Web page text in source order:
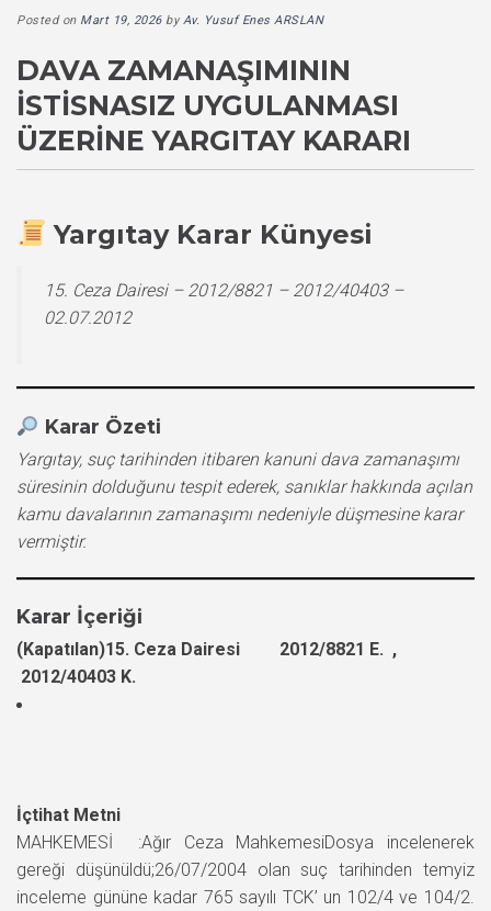
Posted on Mart 19, 2026byAv. Yusuf Enes ARSLAN
DAVA ZAMANAŞIMININ
İSTISNASIZ UYGULANMASI
ÜZERINE YARGITAY KARARI
Yargıtay Karar Künyesi
15. Ceza Dairesi – 2012/8821 – 2012/40403 –
02.07.2012
Karar Özeti
Yargıtay, suç tarihinden itibaren kanuni dava zamanaşımı
süresinin dolduğunu tespit ederek, sanıklar hakkında açılan
kamu davalarının zamanaşımı nedeniyle düşmesine karar
vermiştir.
Karar İçeriği
(Kapatılan)15. Ceza Dairesi 2012/8821 E. ,
2012/40403 K.
İçtihat Metni
MAHKEMESİ :Ağır Ceza MahkemesiDosya incelenerek
gereği düşünüldü;26/07/2004 olan suç tarihinden temyiz
inceleme gününe kadar 765 sayılı TCK’ un 102/4 ve 104/2.